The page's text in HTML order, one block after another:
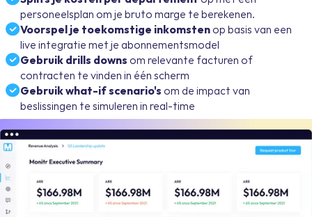
personeelsplan om je bruto marge te berekenen.
Voorspel je toekomstige inkomstenop basis van een
live integratie met je abonnementsmodel
Gebruik drills downs om relevante facturen of
contracten te vinden in één scherm
Gebruik what-if scenario's om de impact van
beslissingen te simuleren in real-time